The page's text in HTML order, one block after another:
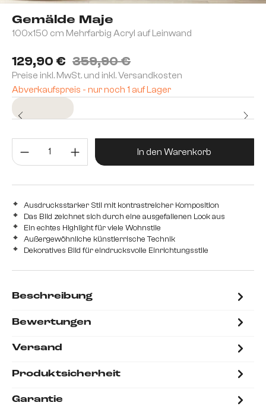
Gemälde Maje
100x150 cm Mehrfarbig Acryl auf Leinwand
129,90 € 359,90 €
Preise inkl. MwSt. und inkl. Versandkosten
Abverkaufspreis - nur noch 1 auf Lager
Produkt Anzahl: Gib den
In den Warenkorb
Ausdrucksstarker Stil mit kontrastreicher Komposition
Das Bild zeichnet sich durch eine ausgefallenen Look aus
Ein echtes Highlight für viele Wohnstile
Außergewöhnliche künstlerrische Technik
Dekoratives Bild für eindrucksvolle Einrichtungsstile
Beschreibung
Bewertungen
Versand
Produktsicherheit
Garantie